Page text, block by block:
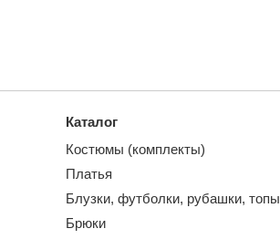
Каталог
Костюмы (комплекты)
Платья
Блузки, футболки, рубашки, топы
Брюки